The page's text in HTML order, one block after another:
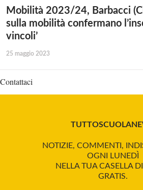
Mobilità 2023/24, Barbacci
sulla mobilità confermano
vincoli’
25 maggio 2023
Contattaci
NOTIZIE, COMMENTI,
OGNI LUNEDÌ
NELLA TUA CASELLA
GRATIS.